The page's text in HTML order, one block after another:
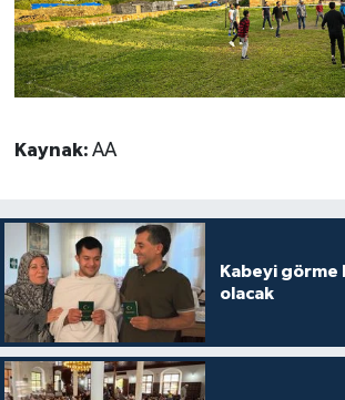
Kaynak: AA
Kabeyi görme
olacak
Gümüşhane Müftülüğü
Hakkari Müftülüğü
Isparta Müftülüğü
İstanbul Müftülüğü
İzmir Müftülüğü